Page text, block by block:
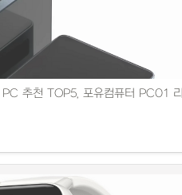
추천 TOP5, 포유컴퓨터 PC01 리